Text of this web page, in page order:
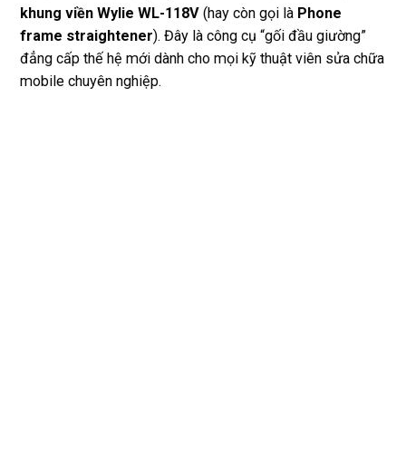
khung viền Wylie WL-118V (hay còn gọi là Phone
frame straightener). Đây là công cụ “gối đầu giường”
đẳng cấp thế hệ mới dành cho mọi kỹ thuật viên sửa chữa
mobile chuyên nghiệp.